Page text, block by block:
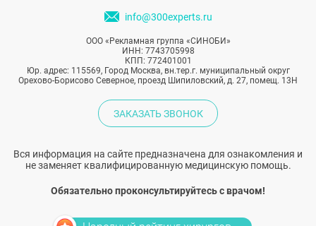
info@300experts.ru
ООО «Рекламная группа «СИНОБИ»
ИНН: 7743705998
КПП: 772401001
Юр. адрес: 115569, Город Москва, вн.тер.г. муниципальный округ
Орехово-Борисово Северное, проезд Шипиловский, д. 27, помещ. 13Н
ЗАКАЗАТЬ ЗВОНОК
Вся информация на сайте предназначена для ознакомления и
не заменяет квалифицированную медицинскую помощь.
Обязательно проконсультируйтесь с врачом!